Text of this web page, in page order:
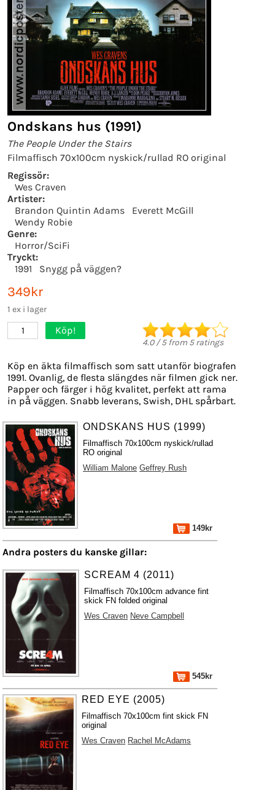
Ondskans hus (1991)
The People Under the Stairs
Filmaffisch 70x100cm nyskick/rullad RO original
Regissör:
Wes Craven
Artister:
Brandon Quintin Adams
Everett McGill
Wendy Robie
Genre:
Horror/SciFi
Tryckt:
1991
Snygg på väggen?
349kr
1 ex i lager
1 Köp!
4.0/5from 5ratings
Köp en äkta filmaffisch som satt utanför biografen
1991. Ovanlig, de flesta slängdes när filmen gick ner.
Papper och färger i hög kvalitet, perfekt att rama
in på väggen. Snabb leverans, Swish, DHL spårbart.
ONDSKANS HUS (1999)
Filmaffisch 70x100cm nyskick/rullad
RO original
William Malone Geffrey Rush
149kr
Andra posters du kanske gillar:
SCREAM 4 (2011)
Filmaffisch 70x100cm advance fint
skick FN folded original
Wes Craven Neve Campbell
545kr
RED EYE (2005)
Filmaffisch 70x100cm fint skick FN
original
Wes Craven Rachel McAdams